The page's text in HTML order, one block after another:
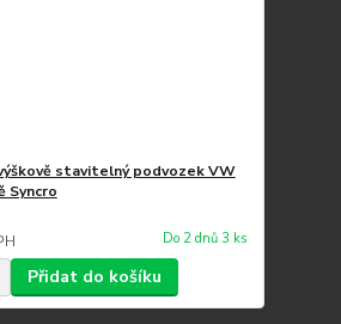
stavitelný podvozek VW
Syncro
Do 2 dnů 3 ks
Přidat do košíku